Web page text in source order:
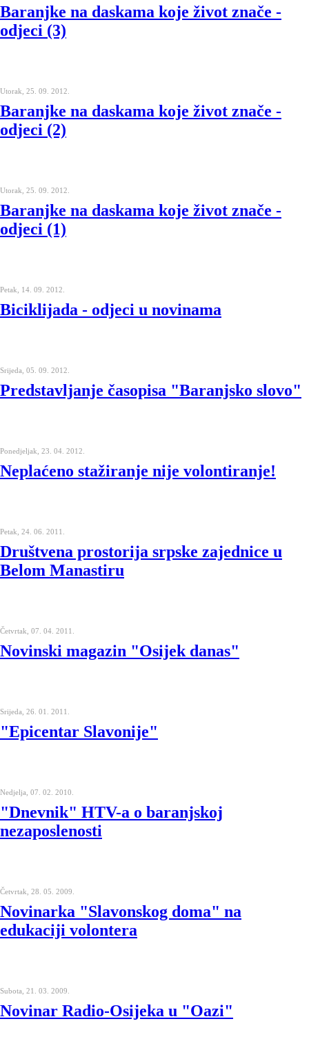
Baranjke na daskama koje život znače -
odjeci (3)
Utorak, 25. 09. 2012.
Baranjke na daskama koje život znače -
odjeci (2)
Utorak, 25. 09. 2012.
Baranjke na daskama koje život znače -
odjeci (1)
Petak, 14. 09. 2012.
Biciklijada - odjeci u novinama
Srijeda, 05. 09. 2012.
Predstavljanje časopisa "Baranjsko slovo"
Ponedjeljak, 23. 04. 2012.
Neplaćeno stažiranje nije volontiranje!
Petak, 24. 06. 2011.
Društvena prostorija srpske zajednice u
Belom Manastiru
Četvrtak, 07. 04. 2011.
Novinski magazin "Osijek danas"
Srijeda, 26. 01. 2011.
"Epicentar Slavonije"
Nedjelja, 07. 02. 2010.
"Dnevnik" HTV-a o baranjskoj
nezaposlenosti
Četvrtak, 28. 05. 2009.
Novinarka "Slavonskog doma" na
edukaciji volontera
Subota, 21. 03. 2009.
Novinar Radio-Osijeka u "Oazi"